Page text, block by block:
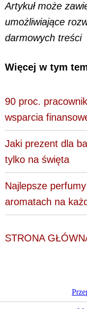
Artykuł może
umożliwiające
darmowych treści
Więcej w tym
90 proc.
wsparcia
Jaki prezent dla
tylko na święta
Najlepsze
aromatach na
STRONA